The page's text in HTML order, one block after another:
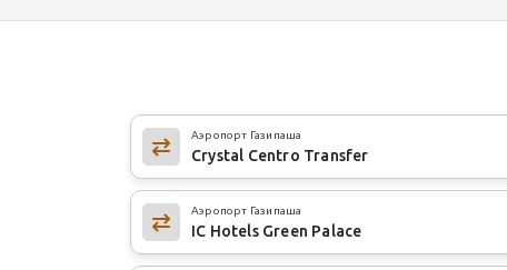
Аэропорт Газипаша
Crystal Centro Transfer
Аэропорт Газипаша
IC Hotels Green Palace